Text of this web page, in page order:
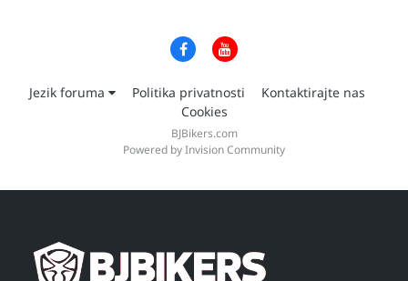
Jezik foruma Politika privatnosti
Kontaktirajte nas
Cookies
BJBikers.com
Powered by Invision Community